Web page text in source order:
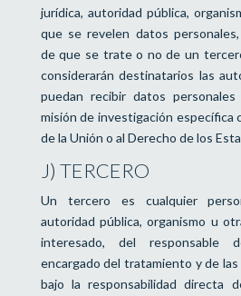
jurídica, autoridad pública,
que se revelen datos
de que se trate o no de un
considerarán destinatarios las
puedan recibir datos
misión de investigación específica
de la Unión o al Derecho de los
J) TERCERO
Un tercero es cualquier
autoridad pública, organismo u
interesado, del responsable
encargado del tratamiento y de
bajo la responsabilidad directa